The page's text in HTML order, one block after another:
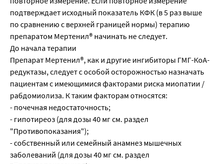
подтверждает исходный показатель КФК (в 5 раз выше
по сравнению с верхней границей нормы) терапию
препаратом Мертенил® начинать не следует.
До начала терапии
Препарат Мертенил®, как и другие ингибиторы ГМГ-КоА-
редуктазы, следует с особой осторожностью назначать
пациентам с имеющимися факторами риска миопатии /
рабдомиолиза. К таким факторам относятся:
- почечная недостаточность;
- гипотиреоз (для дозы 40 мг см. раздел
"Противопоказания");
- собственный или семейный анамнез мышечных
заболеваний (для дозы 40 мг см. раздел